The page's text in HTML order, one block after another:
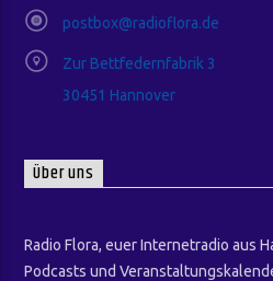
postbox@radioflora.de
Zur Bettfedernfabrik 3
30451 Hannover
Über uns
Radio Flora, euer Internetradio aus
Podcasts und